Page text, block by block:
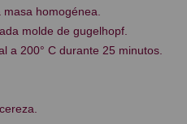
homogénea.
molde de gugelhopf.
a 200° C durante 25 minutos.